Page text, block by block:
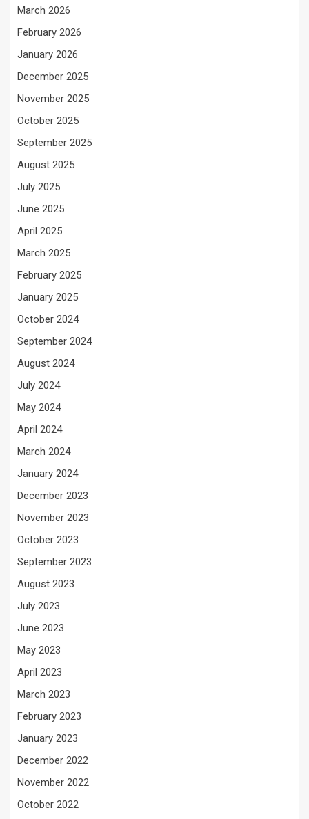
March 2026
February 2026
January 2026
December 2025
November 2025
October 2025
September 2025
August 2025
July 2025
June 2025
April 2025
March 2025
February 2025
January 2025
October 2024
September 2024
August 2024
July 2024
May 2024
April 2024
March 2024
January 2024
December 2023
November 2023
October 2023
September 2023
August 2023
July 2023
June 2023
May 2023
April 2023
March 2023
February 2023
January 2023
December 2022
November 2022
October 2022